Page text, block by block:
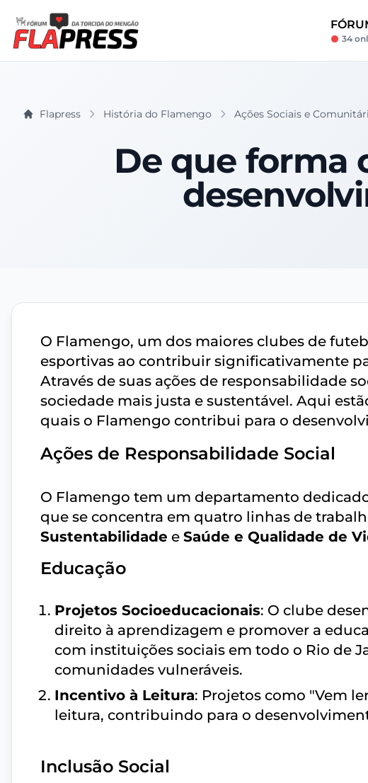
34
Flapress História do Flamengo Ações Sociais e
De que forma
O Flamengo, um dos maiores clubes de
esportivas ao contribuir significativamente
Através de suas ações de responsabilidade
sociedade mais justa e sustentável. Aqui
quais o Flamengo contribui para o
Ações de Responsabilidade Social
O Flamengo tem um departamento
que se concentra em quatro linhas de
Sustentabilidade e Saúde e Qualidade de
Educação
Projetos Socioeducacionais: O clube
direito à aprendizagem e promover a
com instituições sociais em todo o Rio de
comunidades vulneráveis.
Incentivo à Leitura: Projetos como "Vem
leitura, contribuindo para o
Inclusão Social